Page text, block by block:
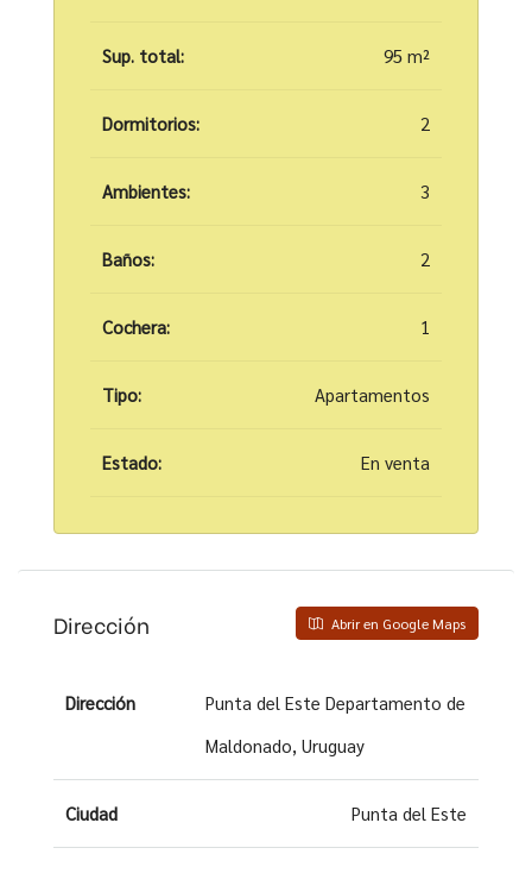
Sup. total: 95 m²
Dormitorios: 2
Ambientes: 3
Baños: 2
Cochera: 1
Tipo: Apartamentos
Estado: En venta
Dirección Abrir en Google Maps
Dirección
Punta del Este Departamento de
Maldonado, Uruguay
Ciudad Punta del Este